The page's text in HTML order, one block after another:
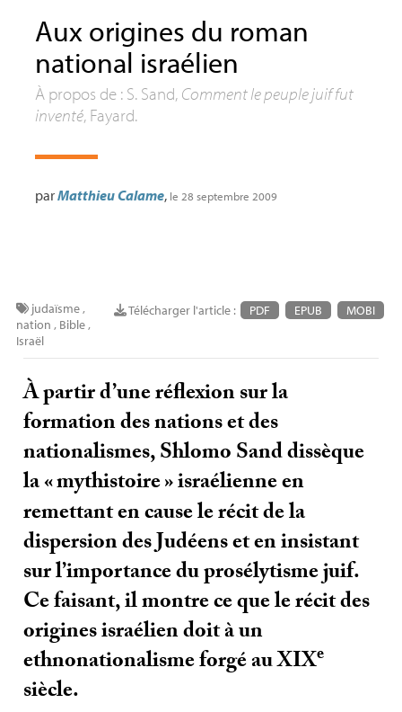
Aux origines du roman
national israélien
À propos de : S. Sand, Comment le peuple juif fut
inventé, Fayard.
parMatthieu Calame, le 28 septembre 2009
Télécharger l'article : PDF EPUB MOBI
judaïsme,
nation , Bible,
Israël
À partir d’une réflexion sur la
formation des nations et des
nationalismes, Shlomo Sand dissèque
la «mythistoire» israélienne en
remettant en cause le récit de la
dispersion des Judéens et en insistant
sur l’importance du prosélytisme juif.
Ce faisant, il montre ce que le récit des
origines israélien doit à un
ethnonationalisme forgé auXIXe
siècle.